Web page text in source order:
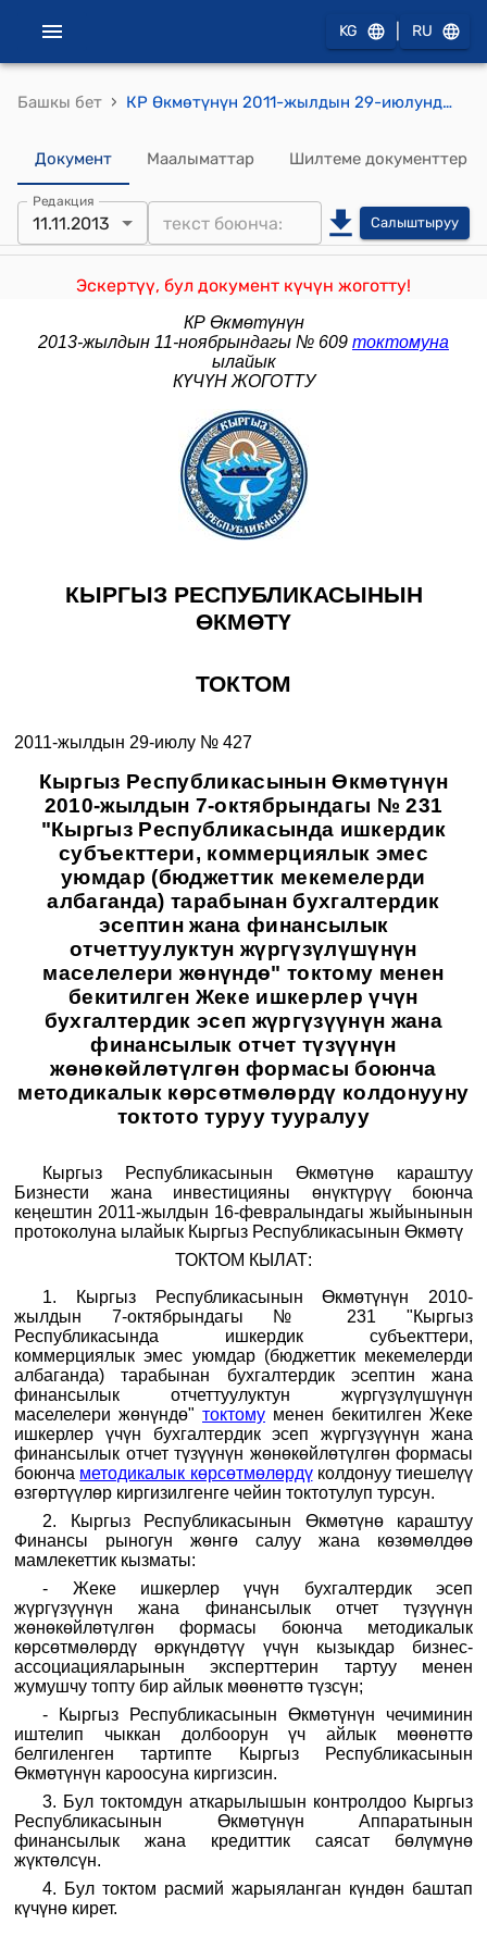
KG RU
Башкы бет › КР Өкмөтүнүн 2011-жылдын 29-июлундагы №427 "Кыргыз Республикасынын Өкмөтүнүн 2010-жылдын 7-октябрындагы № 231 "Кыргыз Республикасында ишкердик субъекттери, коммерциялык эмес уюмдар (бюджеттик мекемелерди албаганда) тарабынан бухгалтердик эсептин жана финансылык отчеттуулуктун жүргүзүлүшүнүн маселелери жөнүндө" токтому менен бекитилген Жеке ишкерлер үчүн бухгалтердик эсеп жүргүзүүнүн жана финансылык отчет түзүүнүн жөнөкөйлөтүлгөн формасы боюнча методикалык көрсөтмөлөрдү колдонууну токтото туруу тууралуу" токтому
Документ Маалыматтар Шилтеме документтер
Редакция
11.11.2013 Салыштыруу
Эскертүү, бул документ күчүн жоготту!